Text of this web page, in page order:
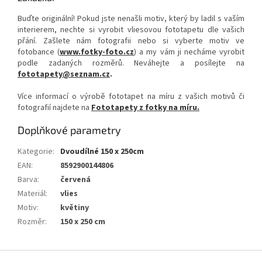
Buďte originální! Pokud jste nenašli motiv, který by ladil s vaším
interierem, nechte si vyrobit vliesovou fototapetu dle vašich
přání. Zašlete nám fotografii nebo si vyberte motiv ve
fotobance (www.fotky-foto.cz) a my vám ji necháme vyrobit
podle zadaných rozměrů. Neváhejte a posílejte na
fototapety@seznam.cz.
Více informací o výrobě fototapet na míru z vašich motivů či
fotografií najdete na Fototapety z fotky na míru.
Doplňkové parametry
Kategorie: Dvoudílné 150 x 250cm
EAN:
8592900144806
Barva:
červená
Materiál:
vlies
Motiv:
květiny
Rozměr: 150 x 250 cm